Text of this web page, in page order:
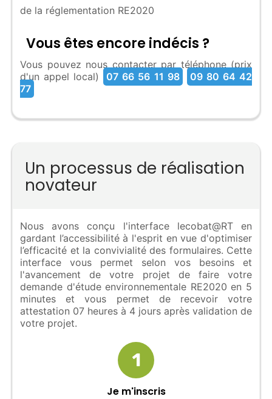
de la réglementation RE2020
Vous êtes encore indécis ?
Vous pouvez nous contacter par téléphone (prix
d'un appel local)
07 66 56 11 98
09 80 64 42
77
Un processus de réalisation
novateur
Nous avons conçu l'interface lecobat@RT en
gardant l’accessibilité à l'esprit en vue d'optimiser
l’efficacité et la convivialité des formulaires. Cette
interface vous permet selon vos besoins et
l'avancement de votre projet de faire votre
demande d'étude environnementale RE2020 en 5
minutes et vous permet de recevoir votre
attestation 07 heures à 4 jours après validation de
votre projet.
1
Je m'inscris